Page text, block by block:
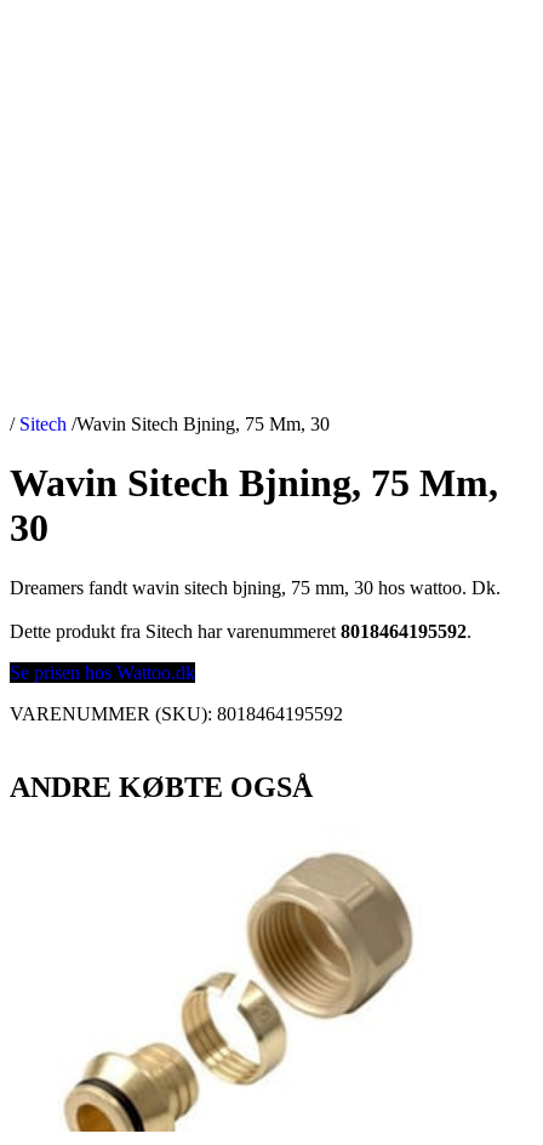
/ Sitech /Wavin Sitech Bjning, 75 Mm, 30
Wavin Sitech Bjning, 75 Mm,
30
Dreamers fandt wavin sitech bjning, 75 mm, 30 hos wattoo. Dk.
Dette produkt fra Sitech har varenummeret 8018464195592.
Se prisen hos Wattoo.dk
VARENUMMER (SKU): 8018464195592
ANDRE KØBTE OGSÅ